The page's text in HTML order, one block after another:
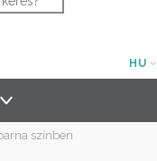
HU
színben